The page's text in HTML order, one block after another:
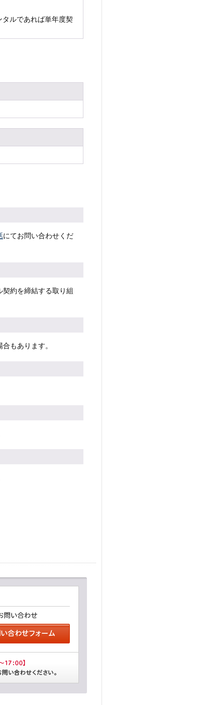
ルであれば単年度契
にてお問い合わせくだ
約を締結する取り組
もあります。